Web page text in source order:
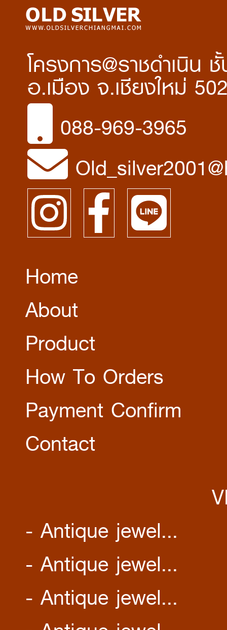
โครงการ@ราชดำเนิน
อ.เมือง จ.เชียงใหม่
088-969-3965
Home
About
Product
How To Orders
Payment Confirm
Contact
- Antique jewel...
- Antique jewel...
- Antique jewel...